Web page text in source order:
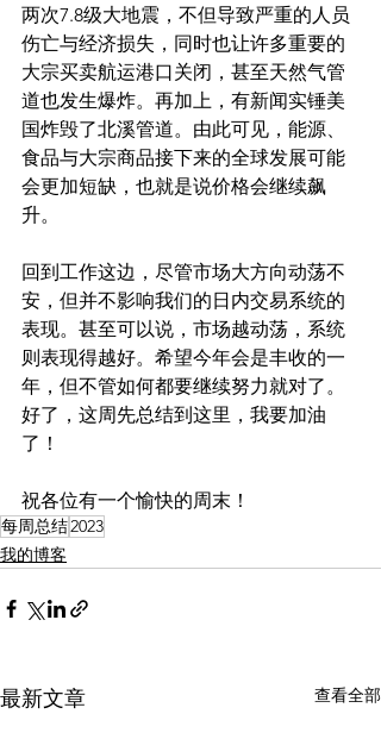
两次7.8级大地震，不但导致严重的人员
伤亡与经济损失，同时也让许多重要的
大宗买卖航运港口关闭，甚至天然气管
道也发生爆炸。再加上，有新闻实锤美
国炸毁了北溪管道。由此可见，能源、
食品与大宗商品接下来的全球发展可能
会更加短缺，也就是说价格会继续飙
升。
回到工作这边，尽管市场大方向动荡不
安，但并不影响我们的日内交易系统的
表现。甚至可以说，市场越动荡，系统
则表现得越好。希望今年会是丰收的一
年，但不管如何都要继续努力就对了。
好了，这周先总结到这里，我要加油
了！
祝各位有一个愉快的周末！
每周总结2023
我的博客
最新文章 查看全部